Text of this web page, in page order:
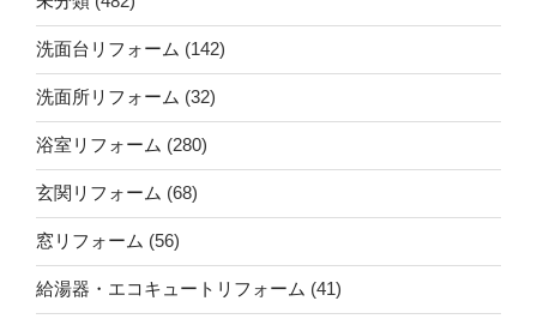
洗面台リフォーム (142)
洗面所リフォーム (32)
浴室リフォーム (280)
玄関リフォーム (68)
窓リフォーム (56)
給湯器・エコキュートリフォーム (41)